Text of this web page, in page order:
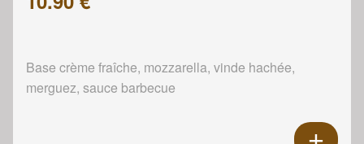
Base crème fraîche, mozzarella, vinde hachée,
merguez, sauce barbecue